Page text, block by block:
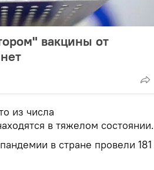
вакцины от
из числа
в тяжелом состоянии.
в стране провели 181